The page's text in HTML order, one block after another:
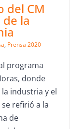
del CM
la
, Prensa 2020
programa
donde
industria y el
refirió a la
de